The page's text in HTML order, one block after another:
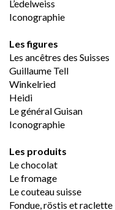
L’edelweiss
Iconographie
Les figures
Les ancêtres des Suisses
Guillaume Tell
Winkelried
Heidi
Le général Guisan
Iconographie
Les produits
Le chocolat
Le fromage
Le couteau suisse